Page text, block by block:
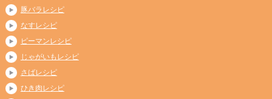
豚バラレシピ
なすレシピ
ピーマンレシピ
じゃがいもレシピ
さばレシピ
ひき肉レシピ